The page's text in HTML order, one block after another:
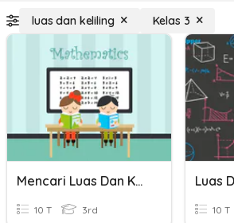
luas dan keliling Kelas 3
Mencari Luas Dan Keliling
10 T 3rd
Luas
10 T